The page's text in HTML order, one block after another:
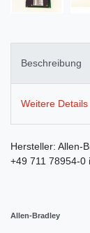
Beschreibung
Weitere Details
Hersteller: Allen-
+49 711 78954-0
Allen-Bradley